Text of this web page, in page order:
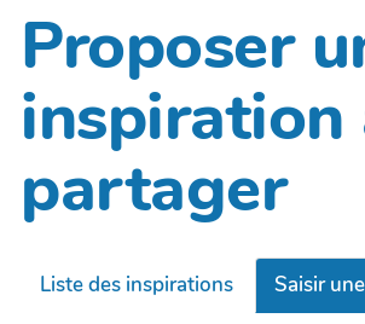
Proposer
inspiration
partager
Liste des inspirations
Saisir